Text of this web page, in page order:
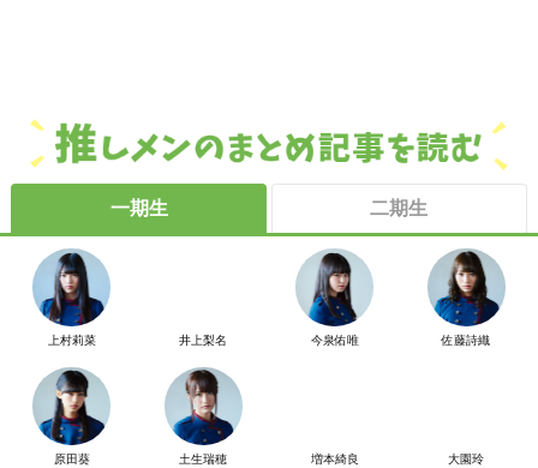
一期生 二期生
上村莉菜 井上梨名 今泉佑唯 佐藤詩織
原田葵 土生瑞穂 増本綺良 大園玲